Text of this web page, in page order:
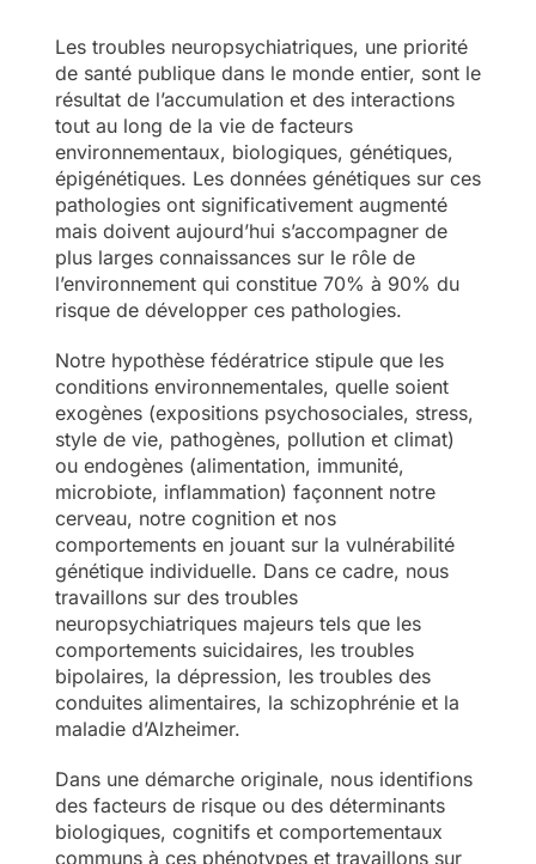
Les troubles neuropsychiatriques, une priorité
de santé publique dans le monde entier, sont le
résultat de l’accumulation et des interactions
tout au long de la vie de facteurs
environnementaux, biologiques, génétiques,
épigénétiques. Les données génétiques sur ces
pathologies ont significativement augmenté
mais doivent aujourd’hui s’accompagner de
plus larges connaissances sur le rôle de
l’environnement qui constitue 70% à 90% du
risque de développer ces pathologies.
Notre hypothèse fédératrice stipule que les
conditions environnementales, quelle soient
exogènes (expositions psychosociales, stress,
style de vie, pathogènes, pollution et climat)
ou endogènes (alimentation, immunité,
microbiote, inflammation) façonnent notre
cerveau, notre cognition et nos
comportements en jouant sur la vulnérabilité
génétique individuelle. Dans ce cadre, nous
travaillons sur des troubles
neuropsychiatriques majeurs tels que les
comportements suicidaires, les troubles
bipolaires, la dépression, les troubles des
conduites alimentaires, la schizophrénie et la
maladie d’Alzheimer.
Dans une démarche originale, nous identifions
des facteurs de risque ou des déterminants
biologiques, cognitifs et comportementaux
communs à ces phénotypes et travaillons sur